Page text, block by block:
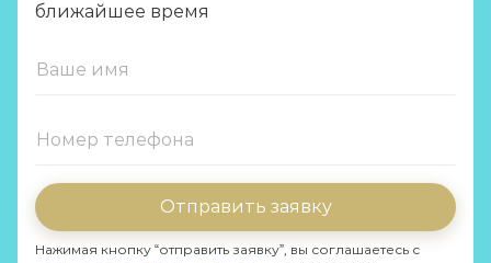
ближайшее время
Отправить заявку
Нажимая кнопку “отправить заявку”, вы соглашаетесь с